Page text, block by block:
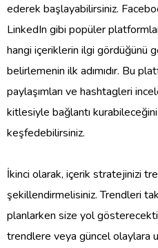
ederek başlayabilirsiniz.
LinkedIn gibi popüler
hangi içeriklerin ilgi gördüğünü
belirlemenin ilk adımıdır. Bu
paylaşımları ve hashtagleri
kitlesiyle bağlantı
keşfedebilirsiniz.
İkinci olarak, içerik stratejinizi
şekillendirmelisiniz. Trendleri
planlarken size yol
trendlere veya güncel olaylara